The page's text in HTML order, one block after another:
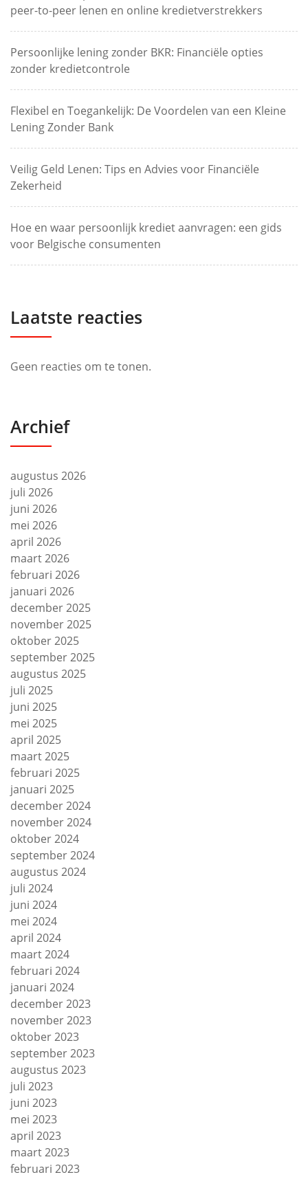
peer-to-peer lenen en online kredietverstrekkers
Persoonlijke lening zonder BKR: Financiële opties
zonder kredietcontrole
Flexibel en Toegankelijk: De Voordelen van een Kleine
Lening Zonder Bank
Veilig Geld Lenen: Tips en Advies voor Financiële
Zekerheid
Hoe en waar persoonlijk krediet aanvragen: een gids
voor Belgische consumenten
Laatste reacties
Geen reacties om te tonen.
Archief
augustus 2026
juli 2026
juni 2026
mei 2026
april 2026
maart 2026
februari 2026
januari 2026
december 2025
november 2025
oktober 2025
september 2025
augustus 2025
juli 2025
juni 2025
mei 2025
april 2025
maart 2025
februari 2025
januari 2025
december 2024
november 2024
oktober 2024
september 2024
augustus 2024
juli 2024
juni 2024
mei 2024
april 2024
maart 2024
februari 2024
januari 2024
december 2023
november 2023
oktober 2023
september 2023
augustus 2023
juli 2023
juni 2023
mei 2023
april 2023
maart 2023
februari 2023